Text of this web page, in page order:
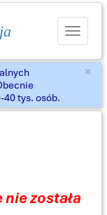
Toggle
×
tys. osób.
została